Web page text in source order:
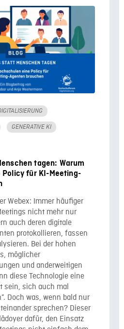
GENERATIVE KI
tagen: Warum
Policy für KI-Meeting-
Webex: Immer häufiger
nicht mehr nur
auch deren digitale
protokollieren, fassen
Bei der hohen
möglicher
und anderweitigen
diese Technologie eine
sein, sich auch mal
Doch was, wenn bald nur
sprechen? Dieser
dafür, den Einsatz